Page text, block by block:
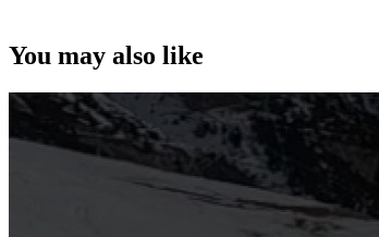
You may also like